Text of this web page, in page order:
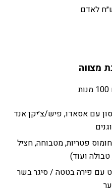
מצווה
עם אסאדו, פיש/צ׳יקן אנד
11 סוגים (חומוס פטריות, מטבוחה, חציל
ועוד)
עם פירה בטטה / סיגר בשר